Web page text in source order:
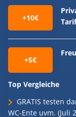
+10€
+5€
Top Vergleiche
GRATIS testen
WC-Ente uvm. (Juli